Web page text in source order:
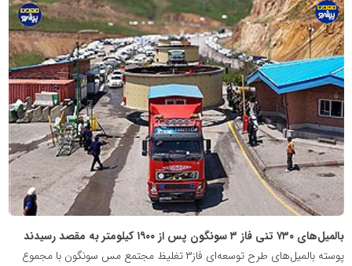
بالمیل‌های ۷۳۰ تنی فاز ۳ سونگون پس از ۱۹۰۰ کیلومتر به مقصد رسیدند
پوسته بالمیل‌های طرح توسعه‌ای فاز۳ تغلیظ مجتمع مس سونگون با مجموع
پایگاه
اطلاع
رسانی
معدن
پیشرو